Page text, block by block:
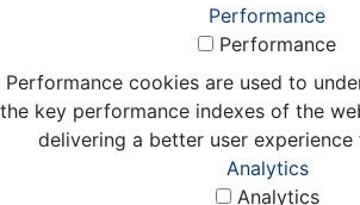
Performance
Performance
Performance cookies are used to
the key performance indexes of the
delivering a better user
Analytics
Analytics